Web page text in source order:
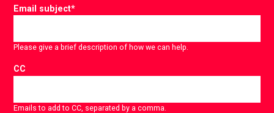
Email subject*
Please give a brief description of how we can help.
CC
Emails to add to CC, separated by a comma.